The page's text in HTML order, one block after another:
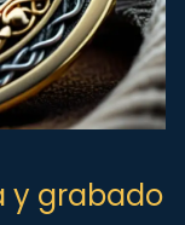
y grabado